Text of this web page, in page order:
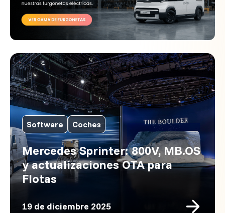
Software Coches
Mercedes Sprinter: 800V, MB.OS
y actualizaciones OTA para
Flotas
19 de diciembre 2025